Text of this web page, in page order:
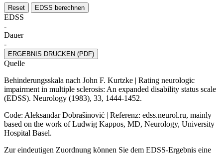
Reset EDSS berechnen
EDSS
-
Dauer
-
ERGEBNIS DRUCKEN (PDF)
Quelle
Behinderungsskala nach John F. Kurtzke | Rating neurologic
impairment in multiple sclerosis: An expanded disability status scale
(EDSS). Neurology (1983), 33, 1444-1452.
Code: Aleksandar Dobrašinović | Referenz: edss.neurol.ru, mainly
based on the work of Ludwig Kappos, MD, Neurology, University
Hospital Basel.
Zur eindeutigen Zuordnung können Sie dem EDSS-Ergebnis eine